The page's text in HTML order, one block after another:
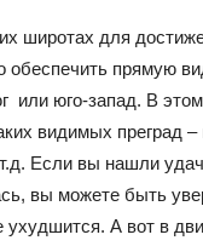
широтах для
обеспечить прямую
или юго-запад. В
видимых преград –
Если вы нашли
вы можете быть
ухудшится. А вот в